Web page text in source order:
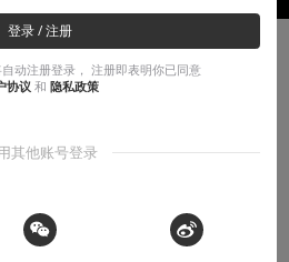
登录 / 注册
动注册登录， 注册即表明你已同意
协议 和 隐私政策
其他账号登录